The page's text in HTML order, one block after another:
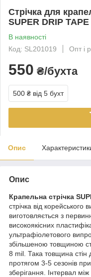
Стрічка для
SUPER DRIP
В наявності
Код: SL201019
Опт і
550 ₴/бухта
500 ₴ від 5 бухт
Опис
Опис
Крапельна стрічка
стрічка від корейського
виготовляється з
високоякісних
ультрафіолетового
збільшеною товщиною
8 mil. Така товщина стін
протягом 3-5 сезонів
зберігання. Інтервал